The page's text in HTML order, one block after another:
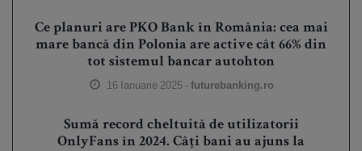
Ce planuri are PKO Bank în România: cea mai
mare bancă din Polonia are active cât 66% din
tot sistemul bancar autohton
16 Ianuarie 2025 -futurebanking.ro
Sumă record cheltuită de utilizatorii
OnlyFans în 2024. Câți bani au ajuns la